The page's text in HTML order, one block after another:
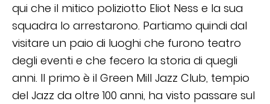
qui che il mitico poliziotto Eliot Ness e la sua
squadra lo arrestarono. Partiamo quindi dal
visitare un paio di luoghi che furono teatro
degli eventi e che fecero la storia di quegli
anni. Il primo è il Green Mill Jazz Club, tempio
del Jazz da oltre 100 anni, ha visto passare sul